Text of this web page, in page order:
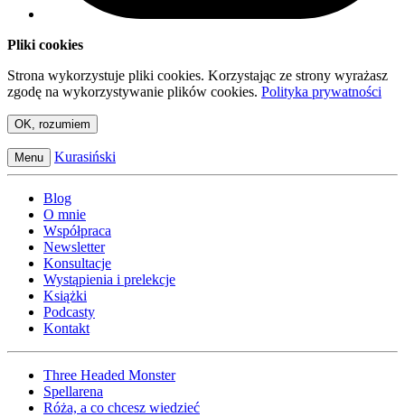
Pliki cookies
Strona wykorzystuje pliki cookies. Korzystając ze strony wyrażasz
zgodę na wykorzystywanie plików cookies. Polityka prywatności
OK, rozumiem
Menu Kurasiński
Blog
O mnie
Współpraca
Newsletter
Konsultacje
Wystąpienia i prelekcje
Książki
Podcasty
Kontakt
Three Headed Monster
Spellarena
Róża, a co chcesz wiedzieć